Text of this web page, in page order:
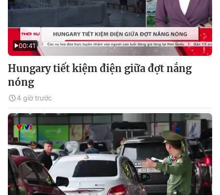
00:41
Hungary tiết kiệm điện giữa đợt nắng
nóng
4 giờ trước